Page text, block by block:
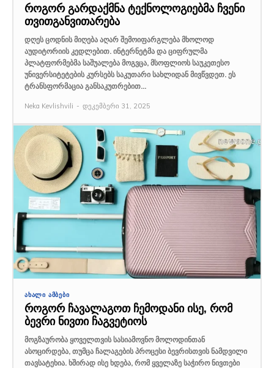
როგორ გარდაქმნა ტექნოლოგიებმა ჩვენი
თვითგანვითარება
დღეს ცოდნის მიღება აღარ შემოიფარგლება მხოლოდ
აუდიტორიის კედლებით. ინტერნეტმა და ციფრულმა
პლატფორმებმა საშუალება მოგვცა, მსოფლიოს საუკეთესო
უნივერსიტეტების კურსებს საკუთარი სახლიდან მივწვდეთ. ეს
ტრანსფორმაცია განსაკუთრებით...
Neka Kevlishvili - დეკემბერი 31, 2025
ᲐᲮᲐᲚᲘ ᲐᲛᲑᲔᲑᲘ
როგორ ჩავალაგოთ ჩემოდანი ისე, რომ
ბევრი ნივთი ჩაგვეტიოს
მოგზაურობა ყოველთვის სასიამოვნო მოლოდინთან
ასოცირდება, თუმცა ჩალაგების პროცესი ბევრისთვის ნამდვილი
თავსატეხია. ხშირად ისე ხდება, რომ ყველაზე საჭირო ნივთები